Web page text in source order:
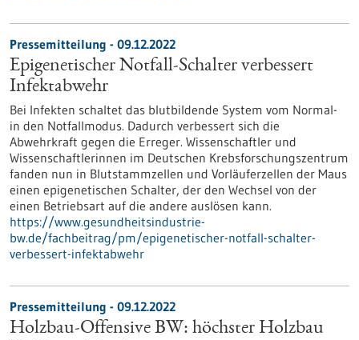
Pressemitteilung - 09.12.2022
Epigenetischer Notfall-Schalter verbessert
Infektabwehr
Bei Infekten schaltet das blutbildende System vom Normal-
in den Notfallmodus. Dadurch verbessert sich die
Abwehrkraft gegen die Erreger. Wissenschaftler und
Wissenschaftlerinnen im Deutschen Krebsforschungszentrum
fanden nun in Blutstammzellen und Vorläuferzellen der Maus
einen epigenetischen Schalter, der den Wechsel von der
einen Betriebsart auf die andere auslösen kann.
https://www.gesundheitsindustrie-
bw.de/fachbeitrag/pm/epigenetischer-notfall-schalter-
verbessert-infektabwehr
Pressemitteilung - 09.12.2022
Holzbau-Offensive BW: höchster Holzbau